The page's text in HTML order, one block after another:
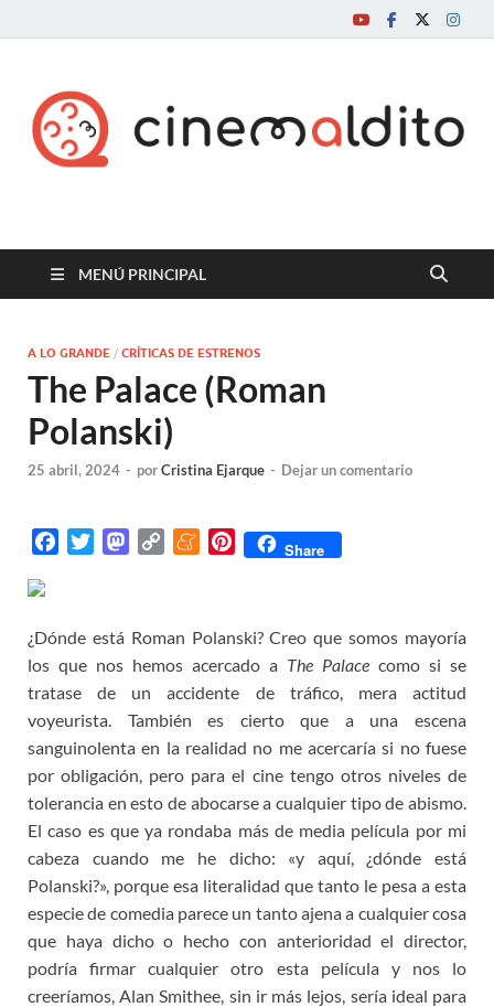
Cine maldito
MENÚ PRINCIPAL
A LO GRANDE / CRÍTICAS DE ESTRENOS
The Palace (Roman
Polanski)
25 abril, 2024 - porCristina Ejarque - Dejar un comentario
b
o
o
k
t
e
r
M
o
d
o
n
L
i
n
k
M
a
m
e
P
e
r
e
s
t
Share
¿Dónde está Roman Polanski? Creo que somos mayoría
los que nos hemos acercado a The Palace como si se
tratase de un accidente de tráfico, mera actitud
voyeurista. También es cierto que a una escena
sanguinolenta en la realidad no me acercaría si no fuese
por obligación, pero para el cine tengo otros niveles de
tolerancia en esto de abocarse a cualquier tipo de abismo.
El caso es que ya rondaba más de media película por mi
cabeza cuando me he dicho: «y aquí, ¿dónde está
Polanski?», porque esa literalidad que tanto le pesa a esta
especie de comedia parece un tanto ajena a cualquier cosa
que haya dicho o hecho con anterioridad el director,
podría firmar cualquier otro esta película y nos lo
creeríamos, Alan Smithee, sin ir más lejos, sería ideal para